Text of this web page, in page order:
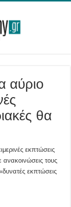
αύριο
θα
εκπτώσεις
τους
εκπτώσεις